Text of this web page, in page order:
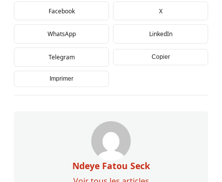
Facebook X
WhatsApp LinkedIn
Telegram Copier
Imprimer
Ndeye Fatou Seck